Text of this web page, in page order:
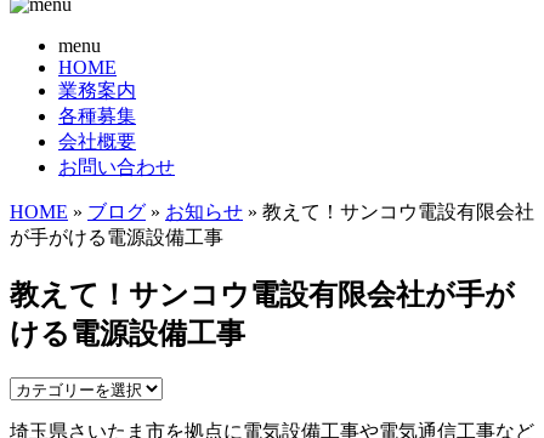
menu
HOME
業務案内
各種募集
会社概要
お問い合わせ
HOME » ブログ » お知らせ » 教えて！サンコウ電設有限会社
が手がける電源設備工事
教えて！サンコウ電設有限会社が手が
ける電源設備工事
埼玉県さいたま市を拠点に電気設備工事や電気通信工事など